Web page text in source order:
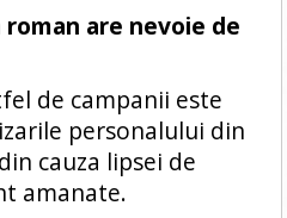
are nevoie de
de campanii este
personalului din
cauza lipsei de
amanate.